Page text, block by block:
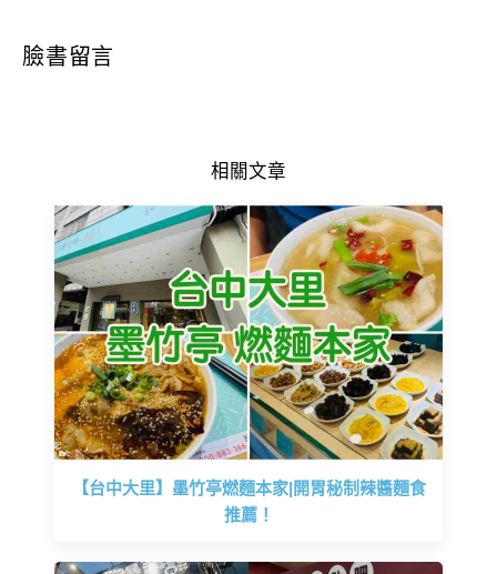
臉書留言
相關文章
【台中大里】墨竹亭燃麵本家|開胃秘制辣醬麵食
推薦！